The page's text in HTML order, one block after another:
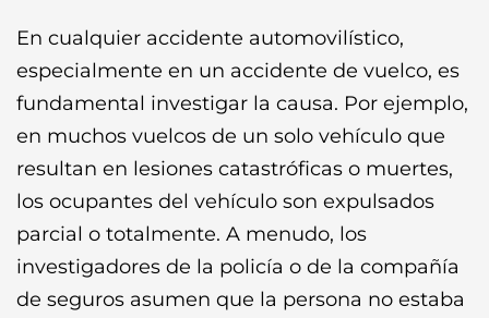
En cualquier accidente automovilístico,
especialmente en un accidente de vuelco, es
fundamental investigar la causa. Por ejemplo,
en muchos vuelcos de un solo vehículo que
resultan en lesiones catastróficas o muertes,
los ocupantes del vehículo son expulsados ​​
parcial o totalmente. A menudo, los
investigadores de la policía o de la compañía
de seguros asumen que la persona no estaba